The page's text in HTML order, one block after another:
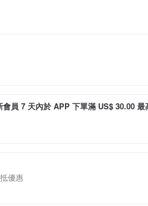
員 7 天內於 APP 下單滿 US$ 30.00 最
優惠